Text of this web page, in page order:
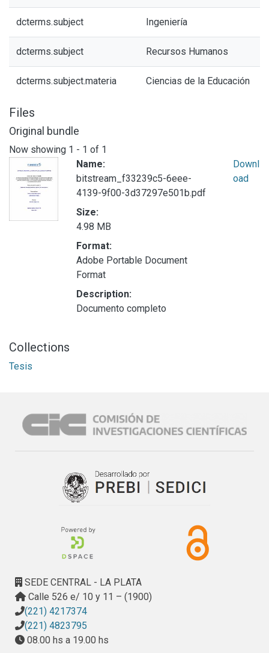
dcterms.subject Ingeniería
dcterms.subject Recursos Humanos
dcterms.subject.materia Ciencias de la Educación
Files
Original bundle
Now showing 1 - 1 of 1
Name:
bitstream_f33239c5-6eee-
4139-9f00-3d37297e501b.pdf
Size:
4.98 MB
Format:
Adobe Portable Document
Format
Description:
Documento completo
Downl
oad
Collections
Tesis
SEDE CENTRAL - LA PLATA
Calle 526 e/ 10 y 11 – (1900)
(221) 4217374
(221) 4823795
08.00 hs a 19.00 hs